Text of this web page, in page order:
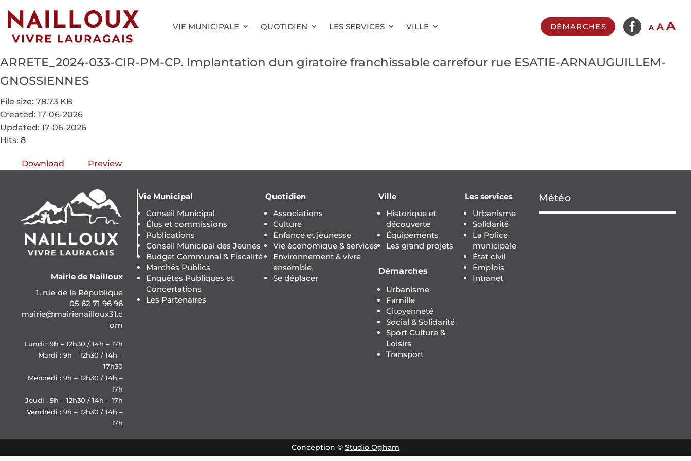
VIE MUNICIPALE QUOTIDIEN LES SERVICES VILLE DÉMARCHES  A Decrease
A Reset
A
ARRETE_2024-033-CIR-PM-CP. Implantation dun giratoire franchissable carrefour rue ESATIE-ARNAUGUILLEM-
GNOSSIENNES
File size: 78.73 KB
Created: 17-06-2026
Updated: 17-06-2026
Hits: 8
Download Preview
Mairie de Nailloux
1, rue de la République
05 62 71 96 96
mairie@mairienailloux31.c
om
Lundi : 9h – 12h30 / 14h – 17h
Mardi : 9h – 12h30 / 14h –
17h30
Mercredi : 9h – 12h30 / 14h –
17h
Jeudi : 9h – 12h30 / 14h – 17h
Vendredi : 9h – 12h30 / 14h –
17h
Vie Municipal
Conseil Municipal
Élus et commissions
Publications
Conseil Municipal des Jeunes
Budget Communal & Fiscalité
Marchés Publics
Enquêtes Publiques et
Concertations
Les Partenaires
Quotidien
Associations
Culture
Enfance et jeunesse
Vie économique & services
Environnement & vivre
ensemble
Se déplacer
Ville
Historique et
découverte
Équipements
Les grand projets
Démarches
Urbanisme
Famille
Citoyenneté
Social & Solidarité
Sport Culture &
Loisirs
Transport
Les services
Urbanisme
Solidarité
La Police
municipale
État civil
Emplois
Intranet
Météo
Conception © Studio Ogham